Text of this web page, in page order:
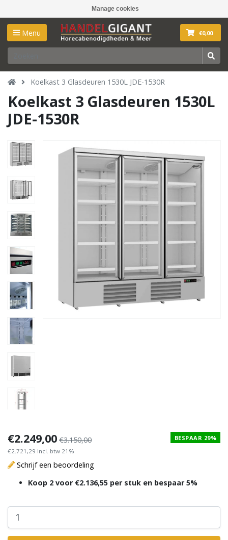
Manage cookies
Menu €0,00
Koelkast 3 Glasdeuren 1530L JDE-1530R
Koelkast 3 Glasdeuren 1530L
JDE-1530R
€2.249,00 €3.150,00
€2.721,29 Incl. btw 21%
BESPAAR 29%
Schrijf een beoordeling
Koop 2 voor €2.136,55 per stuk en bespaar 5%